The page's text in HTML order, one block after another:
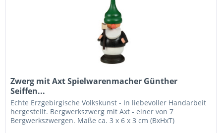
Zwerg mit Axt Spielwarenmacher Günther
Seiffen...
Echte Erzgebirgische Volkskunst - In liebevoller Handarbeit
hergestellt. Bergwerkszwerg mit Axt - einer von 7
Bergwerkszwergen. Maße ca. 3 x 6 x 3 cm (BxHxT)